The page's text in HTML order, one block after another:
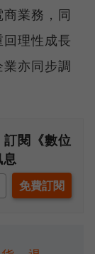
業務，同
理性成長
亦同步調
閱《數位